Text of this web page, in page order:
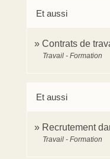
Et aussi
Contrats de
Travail - Formation
Et aussi
Recrutement
Travail - Formation